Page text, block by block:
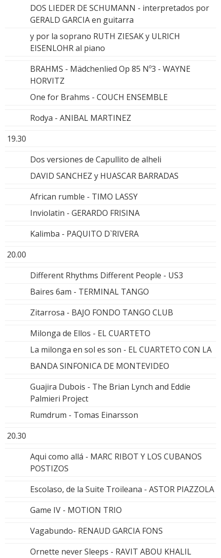
DOS LIEDER DE SCHUMANN - interpretados por
GERALD GARCIA en guitarra
y por la soprano RUTH ZIESAK y ULRICH
EISENLOHR al piano
BRAHMS - Mädchenlied Op 85 Nº3 - WAYNE
HORVITZ
One for Brahms - COUCH ENSEMBLE
Rodya - ANIBAL MARTINEZ
19.30
Dos versiones de Capullito de alheli
DAVID SANCHEZ y HUASCAR BARRADAS
African rumble - TIMO LASSY
Inviolatin - GERARDO FRISINA
Kalimba - PAQUITO D`RIVERA
20.00
Different Rhythms Different People - US3
Baires 6am - TERMINAL TANGO
Zitarrosa - BAJO FONDO TANGO CLUB
Milonga de Ellos - EL CUARTETO
La milonga en sol es son - EL CUARTETO CON LA
BANDA SINFONICA DE MONTEVIDEO
Guajira Dubois - The Brian Lynch and Eddie
Palmieri Project
Rumdrum - Tomas Einarsson
20.30
Aqui como allá - MARC RIBOT Y LOS CUBANOS
POSTIZOS
Escolaso, de la Suite Troileana - ASTOR PIAZZOLA
Game IV - MOTION TRIO
Vagabundo- RENAUD GARCIA FONS
Ornette never Sleeps - RAVIT ABOU KHALIL